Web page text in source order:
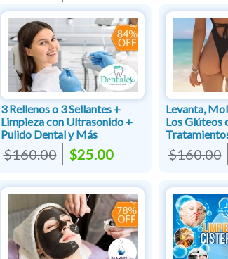
3 Rellenos o 3 Sellantes +
Limpieza con Ultrasonido +
Pulido Dental y Más
$160.00 $25.00
Levanta,
Los Glúteos
$160.00